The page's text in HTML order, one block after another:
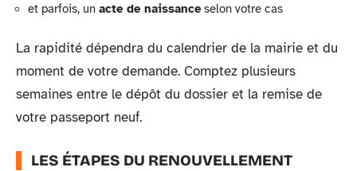
et parfois, un acte de naissanceselon votre cas
La rapidité dépendra du calendrier de la mairie et du
moment de votre demande. Comptez plusieurs
semaines entre le dépôt du dossier et la remise de
votre passeport neuf.
LES ÉTAPES DU RENOUVELLEMENT